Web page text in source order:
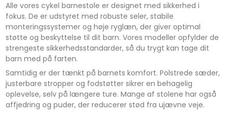
Alle vores cykel barnestole er designet med sikkerhed i
fokus. De er udstyret med robuste seler, stabile
monteringssystemer og høje ryglæn, der giver optimal
støtte og beskyttelse til dit barn. Vores modeller opfylder de
strengeste sikkerhedsstandarder, så du trygt kan tage dit
barn med på farten.
Samtidig er der tænkt på barnets komfort. Polstrede sæder,
justerbare stropper og fodstøtter sikrer en behagelig
oplevelse, selv på længere ture. Mange af stolene har også
affjedring og puder, der reducerer stød fra ujævne veje.